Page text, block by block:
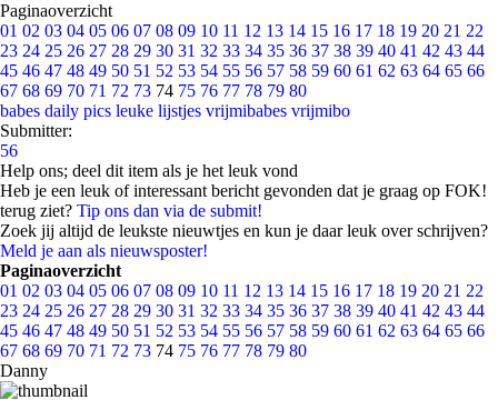
Paginaoverzicht
01 02 03 04 05 06 07 08 09 10 11 12 13 14 15 16 17 18 19 20 21 22
23 24 25 26 27 28 29 30 31 32 33 34 35 36 37 38 39 40 41 42 43 44
45 46 47 48 49 50 51 52 53 54 55 56 57 58 59 60 61 62 63 64 65 66
67 68 69 70 71 72 73 74 75 76 77 78 79 80
babes daily pics leuke lijstjes vrijmibabes vrijmibo
Submitter:
56
Help ons; deel dit item als je het leuk vond
Heb je een leuk of interessant bericht gevonden dat je graag op FOK!
terug ziet? Tip ons dan via de submit!
Zoek jij altijd de leukste nieuwtjes en kun je daar leuk over schrijven?
Meld je aan als nieuwsposter!
Paginaoverzicht
01 02 03 04 05 06 07 08 09 10 11 12 13 14 15 16 17 18 19 20 21 22
23 24 25 26 27 28 29 30 31 32 33 34 35 36 37 38 39 40 41 42 43 44
45 46 47 48 49 50 51 52 53 54 55 56 57 58 59 60 61 62 63 64 65 66
67 68 69 70 71 72 73 74 75 76 77 78 79 80
Danny